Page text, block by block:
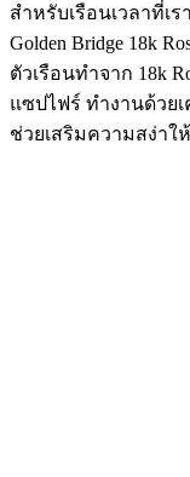
สำหรับเรือนเวลาที่เ
Golden Bridge 18k
ตัวเรือนทำจาก 18k
แซปไฟร์ ทำงานด้วยเ
ช่วยเสริมความสง่าใ